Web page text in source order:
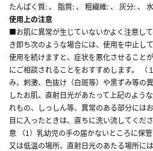
たんぱく質: 、 脂質: 、 粗繊維: 、 灰分: 、
使用上の注意
■お肌に異常が生じていないかよく注意し
き即ち次のような場合には、使用を中止し
使用を続けますと、症状を悪化させること
にご相談されることをおすすめします。 （
み、刺激、色抜け（白斑等）や黒ずみ等の
したお肌、直射日光があたって上記のよう
れもの、しっしん等、異常のある部分には
目に入ったときは、直ちに洗い流してくだ
意 （1）乳幼児の手の届かないところに保
又は低温の場所、直射日光のあたる場所に